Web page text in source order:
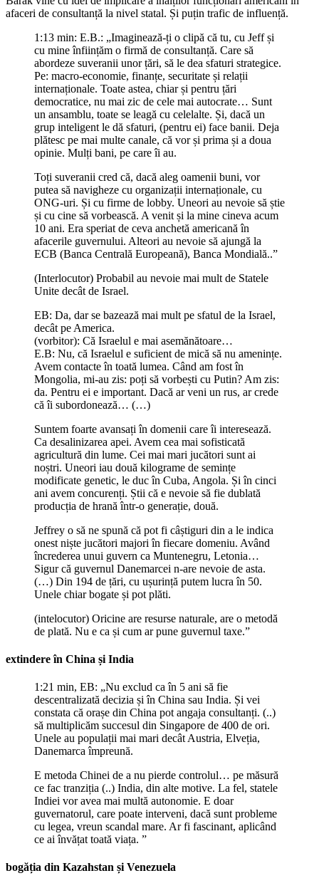
afaceri de consultanță la nivel statal. Și puțin trafic de influență.
1:13 min: E.B.: „Imaginează-ți o clipă că tu, cu Jeff și
cu mine înființăm o firmă de consultanță. Care să
abordeze suveranii unor țări, să le dea sfaturi strategice.
Pe: macro-economie, finanțe, securitate și relații
internaționale. Toate astea, chiar și pentru țări
democratice, nu mai zic de cele mai autocrate… Sunt
un ansamblu, toate se leagă cu celelalte. Și, dacă un
grup inteligent le dă sfaturi, (pentru ei) face banii. Deja
plătesc pe mai multe canale, că vor și prima și a doua
opinie. Mulți bani, pe care îi au.
Toți suveranii cred că, dacă aleg oamenii buni, vor
putea să navigheze cu organizații internaționale, cu
ONG-uri. Și cu firme de lobby. Uneori au nevoie să știe
și cu cine să vorbească. A venit și la mine cineva acum
10 ani. Era speriat de ceva anchetă americană în
afacerile guvernului. Alteori au nevoie să ajungă la
ECB (Banca Centrală Europeană), Banca Mondială..”
(Interlocutor) Probabil au nevoie mai mult de Statele
Unite decât de Israel.
EB: Da, dar se bazează mai mult pe sfatul de la Israel,
decât pe America.
(vorbitor): Că Israelul e mai asemănătoare…
E.B: Nu, că Israelul e suficient de mică să nu amenințe.
Avem contacte în toată lumea. Când am fost în
Mongolia, mi-au zis: poți să vorbești cu Putin? Am zis:
da. Pentru ei e important. Dacă ar veni un rus, ar crede
că îi subordonează… (…)
Suntem foarte avansați în domenii care îi interesează.
Ca desalinizarea apei. Avem cea mai sofisticată
agricultură din lume. Cei mai mari jucători sunt ai
noștri. Uneori iau două kilograme de semințe
modificate genetic, le duc în Cuba, Angola. Și în cinci
ani avem concurenți. Știi că e nevoie să fie dublată
producția de hrană într-o generație, două.
Jeffrey o să ne spună că pot fi câștiguri din a le indica
onest niște jucători majori în fiecare domeniu. Având
încrederea unui guvern ca Muntenegru, Letonia…
Sigur că guvernul Danemarcei n-are nevoie de asta.
(…) Din 194 de țări, cu ușurință putem lucra în 50.
Unele chiar bogate și pot plăti.
(intelocutor) Oricine are resurse naturale, are o metodă
de plată. Nu e ca și cum ar pune guvernul taxe.”
extindere în China și India
1:21 min, EB: „Nu exclud ca în 5 ani să fie
descentralizată decizia și în China sau India. Și vei
constata că orașe din China pot angaja consultanți. (..)
să multiplicăm succesul din Singapore de 400 de ori.
Unele au populații mai mari decât Austria, Elveția,
Danemarca împreună.
E metoda Chinei de a nu pierde controlul… pe măsură
ce fac tranziția (..) India, din alte motive. La fel, statele
Indiei vor avea mai multă autonomie. E doar
guvernatorul, care poate interveni, dacă sunt probleme
cu legea, vreun scandal mare. Ar fi fascinant, aplicând
ce ai învățat toată viața. ”
bogăția din Kazahstan și Venezuela